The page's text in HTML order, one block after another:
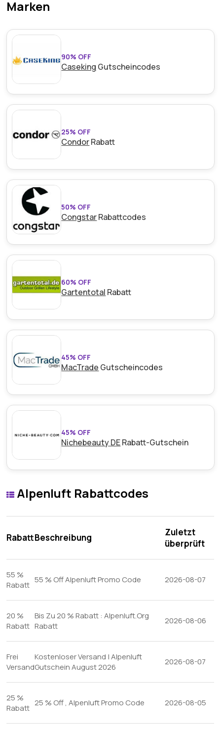
Marken
90% OFF
Caseking Gutscheincodes
25% OFF
CondorRabatt
50% OFF
CongstarRabattcodes
60% OFF
Gartentotal Rabatt
45% OFF
MacTrade Gutscheincodes
45% OFF
Nichebeauty DERabatt-Gutschein
Alpenluft Rabattcodes
RabattBeschreibung
Zuletzt
überprüft
55 %
Rabatt
55 % Off Alpenluft Promo Code 2026-08-07
20 %
Rabatt
Bis Zu 20 % Rabatt : Alpenluft.Org
Rabatt
2026-08-06
Frei
Versand
Kostenloser Versand | Alpenluft
Gutschein August 2026
2026-08-07
25 %
Rabatt
25 % Off , Alpenluft Promo Code 2026-08-05